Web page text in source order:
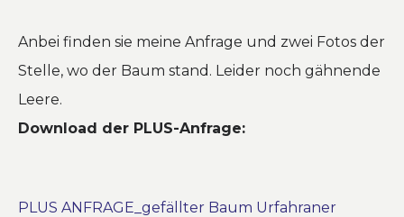
Anbei finden sie meine Anfrage und zwei Fotos der
Stelle, wo der Baum stand. Leider noch gähnende
Leere.
Download der PLUS-Anfrage:
PLUS ANFRAGE_gefällter Baum Urfahraner